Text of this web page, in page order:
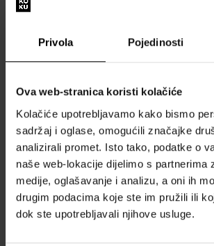
Privola Pojedinosti
Ova web-stranica koristi kolačiće
Kolačiće upotrebljavamo kako bismo
sadržaj i oglase, omogućili značajke
analizirali promet. Isto tako, podatke o
naše web-lokacije dijelimo s partnerima
medije, oglašavanje i analizu, a oni ih
drugim podacima koje ste im pružili ili
dok ste upotrebljavali njihove usluge.
kontaktnim lećama. Za sve tipove kože.
Kako koristiti
Nanesite na vatu i nježnim pokretima odozgo
Značajke: Luksuzno
Tip kože: normalna koža - mješovita koža -
Vrsta proizvoda: Vrsta proizvoda - skidač
očiju - skidač šminke
POJEDINOSTI